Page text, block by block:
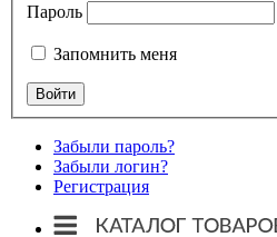
Пароль
Запомнить меня
Забыли пароль?
Забыли логин?
Регистрация